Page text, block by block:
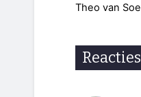
Theo van
Reacties